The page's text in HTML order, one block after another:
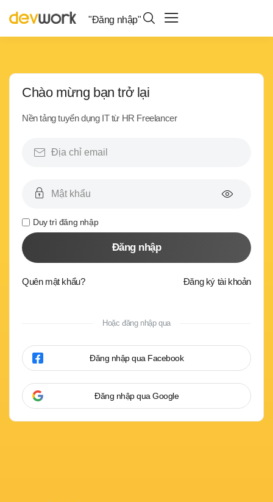
"Đăng nhập"
Chào mừng bạn trở lại
Nền tảng tuyển dụng IT từ HR Freelancer
Duy trì đăng nhập
Đăng nhập
Quên mật khẩu? Đăng ký tài khoản
Hoặc đăng nhập qua
Đăng nhập qua Facebook
Đăng nhập qua Google